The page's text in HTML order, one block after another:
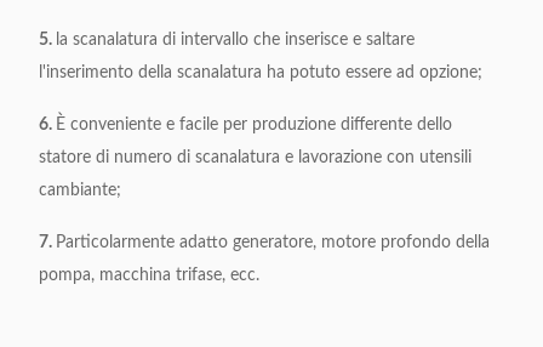
5. la scanalatura di intervallo che inserisce e saltare
l'inserimento della scanalatura ha potuto essere ad opzione;
6. È conveniente e facile per produzione differente dello
statore di numero di scanalatura e lavorazione con utensili
cambiante;
7. Particolarmente adatto generatore, motore profondo della
pompa, macchina trifase, ecc.